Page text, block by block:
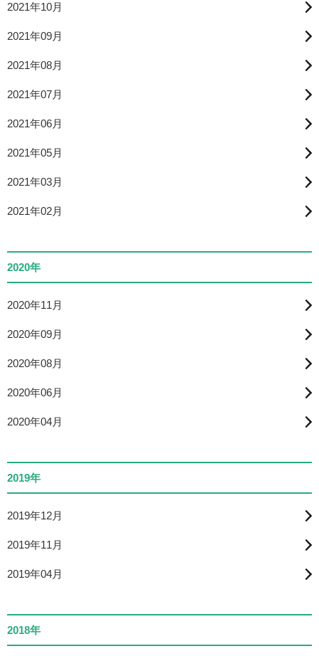
2021年10月
2021年09月
2021年08月
2021年07月
2021年06月
2021年05月
2021年03月
2021年02月
2020年
2020年11月
2020年09月
2020年08月
2020年06月
2020年04月
2019年
2019年12月
2019年11月
2019年04月
2018年